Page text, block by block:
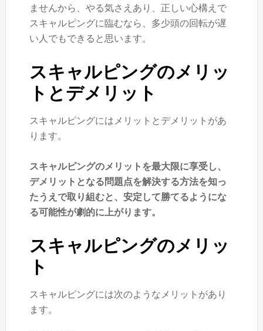
ませんから、やる気さえあり、正しい心構えで
スキャルピングに臨むなら、多少頭の回転が遅
い人でもできると思います。
スキャルピングのメリッ
トとデメリット
スキャルピングにはメリットとデメリットがあ
ります。
スキャルピングのメリットを最大限に享受し、
デメリットとなる問題点を解決する方法を知っ
たうえで取り組むと、安定して勝てるようにな
る可能性が劇的に上がります。
スキャルピングのメリッ
ト
スキャルピングには次のようなメリットがあり
ます。